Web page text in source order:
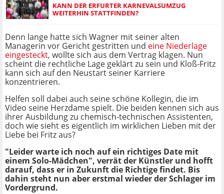
KANN DER ERFURTER KARNEVALSUMZUG
WEITERHIN STATTFINDEN?
Denn lange hatte sich Wagner mit seiner alten
Managerin vor Gericht gestritten und eine Niederlage
eingesteckt, wollte sich aus dem Vertrag klagen. Nun
scheint die rechtliche Lage geklärt zu sein und Kloß-Fritz
kann sich auf den Neustart seiner Karriere
konzentrieren.
Helfen soll dabei auch seine schöne Kollegin, die im
Video seine Herzdame spielt. Die beiden kennen sich aus
ihrer Ausbildung zu chemisch-technischen Assistenten,
doch wie sieht es eigentlich im wirklichen Lieben mit der
Liebe bei Fritz aus?
"Leider warte ich noch auf ein richtiges Date mit
einem Solo-Mädchen", verrät der Künstler und hofft
darauf, dass er in Zukunft die Richtige findet. Bis
dahin steht nun aber erstmal wieder der Schlager im
Vordergrund.